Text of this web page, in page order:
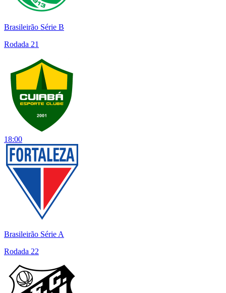
Brasileirão Série B
Rodada 21
18:00
Brasileirão Série A
Rodada 22